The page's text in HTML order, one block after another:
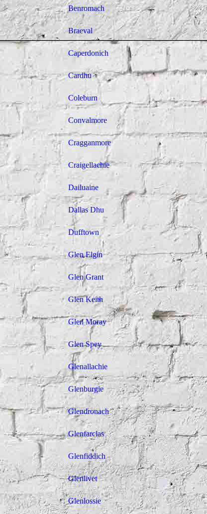
Benromach
Braeval
Caperdonich
Cardhu
Coleburn
Convalmore
Cragganmore
Craigellachie
Dailuaine
Dallas Dhu
Dufftown
Glen Elgin
Glen Grant
Glen Keith
Glen Moray
Glen Spey
Glenallachie
Glenburgie
Glendronach
Glenfarclas
Glenfiddich
Glenlivet
Glenlossie